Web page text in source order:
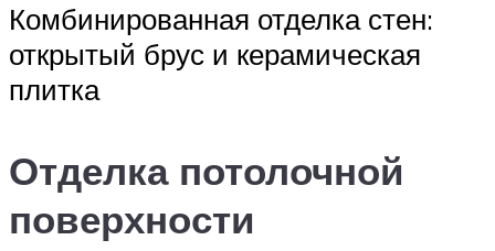
Комбинированная отделка стен:
открытый брус и керамическая
плитка
Отделка потолочной
поверхности